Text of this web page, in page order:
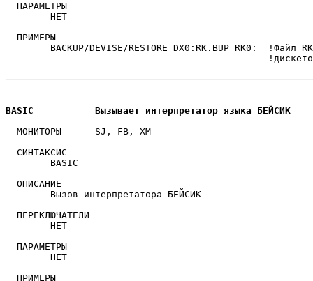
  ПАРАМЕТРЫ
  ПРИМЕРЫ
BASIC		Вызывает интерпретатор языка БЕЙСИК
  МОНИТОРЫ	SJ, FB, XM
  СИНТАКСИС
  ОПИСАНИЕ
  ПЕРЕКЛЮЧАТЕЛИ
  ПАРАМЕТРЫ
  ПРИМЕРЫ